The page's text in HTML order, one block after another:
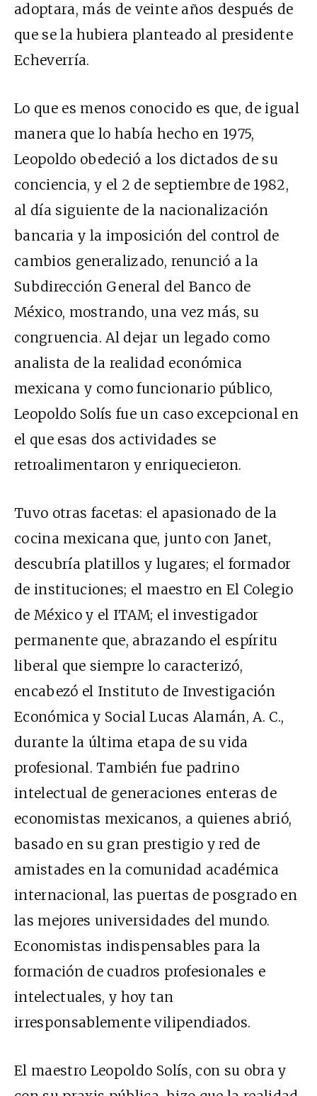
adoptara, más de veinte años después de
que se la hubiera planteado al presidente
Echeverría.
Lo que es menos conocido es que, de igual
manera que lo había hecho en 1975,
Leopoldo obedeció a los dictados de su
conciencia, y el 2 de septiembre de 1982,
al día siguiente de la nacionalización
bancaria y la imposición del control de
cambios generalizado, renunció a la
Subdirección General del Banco de
México, mostrando, una vez más, su
congruencia. Al dejar un legado como
analista de la realidad económica
mexicana y como funcionario público,
Leopoldo Solís fue un caso excepcional en
el que esas dos actividades se
retroalimentaron y enriquecieron.
Tuvo otras facetas: el apasionado de la
cocina mexicana que, junto con Janet,
descubría platillos y lugares; el formador
de instituciones; el maestro en El Colegio
de México y el ITAM; el investigador
permanente que, abrazando el espíritu
liberal que siempre lo caracterizó,
encabezó el Instituto de Investigación
Económica y Social Lucas Alamán, A. C.,
durante la última etapa de su vida
profesional. También fue padrino
intelectual de generaciones enteras de
economistas mexicanos, a quienes abrió,
basado en su gran prestigio y red de
amistades en la comunidad académica
internacional, las puertas de posgrado en
las mejores universidades del mundo.
Economistas indispensables para la
formación de cuadros profesionales e
intelectuales, y hoy tan
irresponsablemente vilipendiados.
El maestro Leopoldo Solís, con su obra y